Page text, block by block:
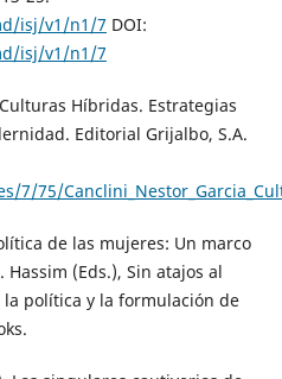
isj/v1/n1/7 DOI:
isj/v1/n1/7
Híbridas. Estrategias
Editorial Grijalbo, S.A.
7/75/
de las mujeres: Un marco
Hassim (Eds.), Sin atajos al
política y la formulación de